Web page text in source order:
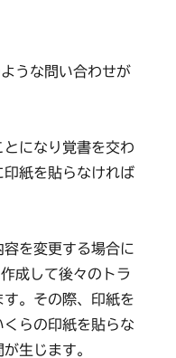
うな問い合わせが
とになり覚書を交わ
紙を貼らなければ
を変更する場合に
成して後々のトラ
。その際、印紙を
らの印紙を貼らな
生じます。